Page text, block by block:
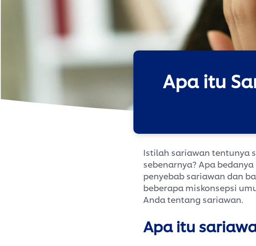
Apa itu
Istilah sariawan tentunya
sebenarnya? Apa
penyebab sariawan dan
beberapa miskonsepsi
Anda tentang sariawan.
Apa itu